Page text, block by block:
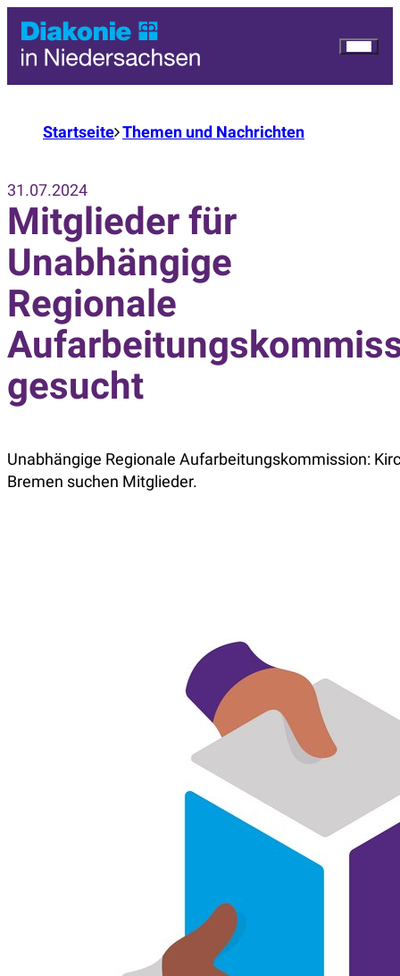
Startseite Themen und Nachrichten
31.07.2024
Mitglieder für
Unabhängige
Regionale
gesucht
Unabhängige Regionale Aufarbeitungskommission:
Bremen suchen Mitglieder.